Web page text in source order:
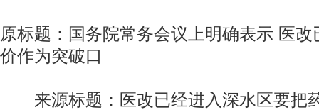
原标题：国务院常务会议上明确表示 医
价作为突破口
来源标题：医改已经进入深水区要把